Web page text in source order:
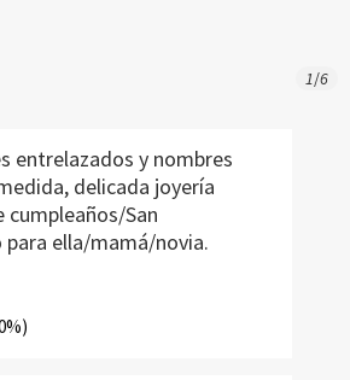
1/6
entrelazados y nombres
delicada joyería
San
ella/mamá/novia.